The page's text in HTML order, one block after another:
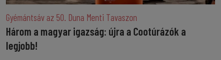
Gyémántsáv az 50. Duna Menti Tavaszon
Három a magyar igazság: újra a Cootúrázók a
legjobb!